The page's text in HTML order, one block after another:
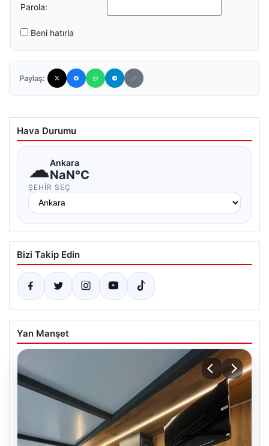
Parola:
Beni hatırla
Paylaş:
Hava Durumu
☁Ankara
NaN°C
ŞEHIR SEÇ
Bizi Takip Edin
Yan Manşet